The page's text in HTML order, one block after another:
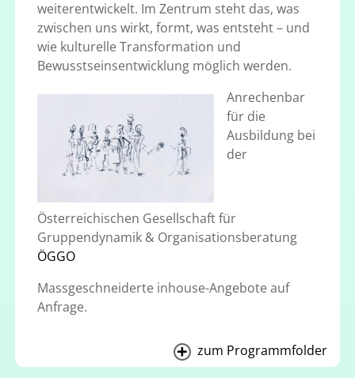
weiterentwickelt. Im Zentrum steht das, was
zwischen uns wirkt, formt, was entsteht – und
wie kulturelle Transformation und
Bewusstseinsentwicklung möglich werden.
Anrechenbar
für die
Ausbildung bei
der
Österreichischen Gesellschaft für
Gruppendynamik & Organisationsberatung
ÖGGO
Massgeschneiderte inhouse-Angebote auf
Anfrage.
zum Programmfolder